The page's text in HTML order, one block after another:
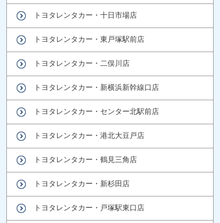
トヨタレンタカー・十日市場店
トヨタレンタカー・東戸塚駅前店
トヨタレンタカー・二俣川店
トヨタレンタカー・新横浜新幹線口店
トヨタレンタカー・センター北駅前店
トヨタレンタカー・港北大豆戸店
トヨタレンタカー・鶴見三角店
トヨタレンタカー・新杉田店
トヨタレンタカー・戸塚駅東口店